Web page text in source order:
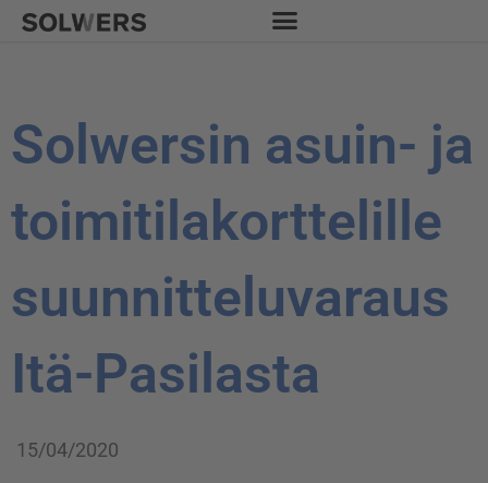
Siirry
Solwersin asuin- ja
toimitilakorttelille
suunnitteluvaraus
Itä-Pasilasta
15/04/2020